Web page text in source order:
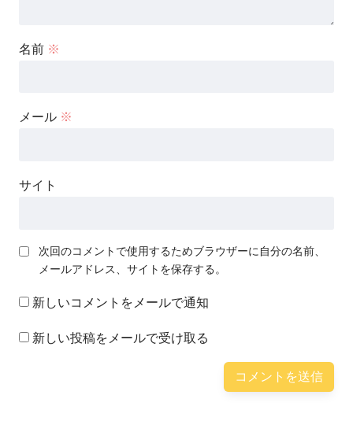
名前 ※
メール ※
サイト
次回のコメントで使用するためブラウザーに自分の名前、
メールアドレス、サイトを保存する。
新しいコメントをメールで通知
新しい投稿をメールで受け取る